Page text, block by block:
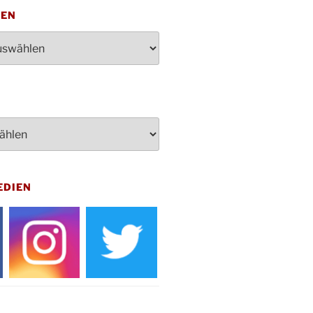
von 16-20 Uhr
18:30 Uhr
im Ev. Gemeindehaus von 14-
des Honterus Chors im
um 19:00 Uhr
im Ev. Gemeindehaus von